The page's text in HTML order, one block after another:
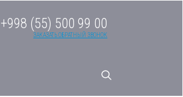
+998 (55) 500 99 00
ЗАКАЗАТЬ ОБРАТНЫЙ ЗВОНОК